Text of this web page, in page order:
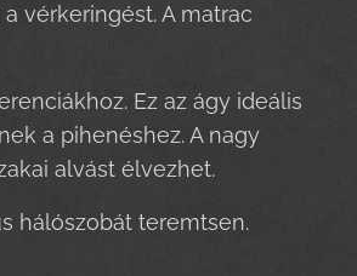
vérkeringést. A matrac
Ez az ágy ideális
a pihenéshez. A nagy
alvást élvezhet.
hálószobát teremtsen.